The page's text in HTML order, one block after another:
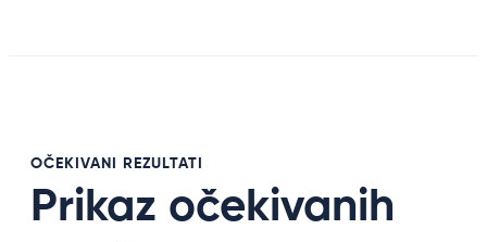
OČEKIVANI REZULTATI
Prikaz očekivanih